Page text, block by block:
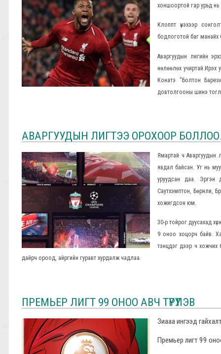
хоншоортой гар урьд нь
Клоппт үнэхээр
бодлоготой баг манайх
Аваргуудын лигийн
нөлөөлөх учиртай.Ирэх
Конатэ "Болтон
довтолгооны шинэ
АВАРГУУДЫН ЛИГТЭЭ ОРОХООР
Ямартай ч Аваргуудын
явдал байсан. Уг нь
уруудсан даа. Эргэн
Саутхэмптон, Бөрнли,
хожигдсон юм.
30-р тойрог дуусахад
9 оноо хоцорч байв.
тэнцдэг дээр ч
дайрч ороод, айргийн гуравт хурдалж чадлаа.
ПРЕМЬЕР ЛИГТ 99 ОНОО АВЧ ТҮРҮҮЛЭВ
Зиааа ингээд
Премьер лигт 99 оноо